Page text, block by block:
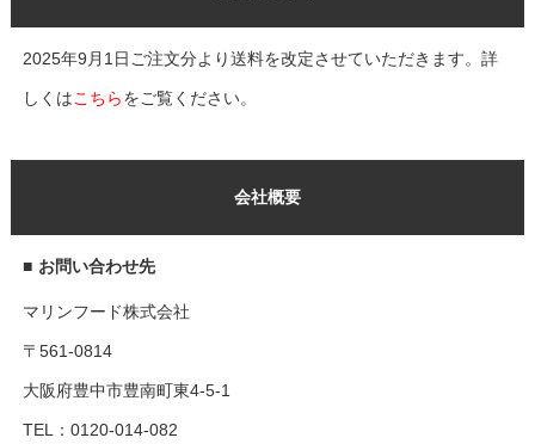
会社概要
■ お問い合わせ先
マリンフード株式会社
〒561-0814
大阪府豊中市豊南町東4-5-1
TEL：0120-014-082
2025年9月1日ご注文分より送料を改定させていただきます。詳
しくはこちらをご覧ください。